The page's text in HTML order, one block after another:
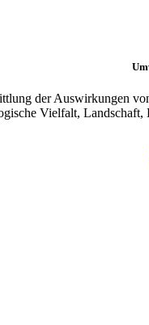
der Auswirkungen
Vielfalt,